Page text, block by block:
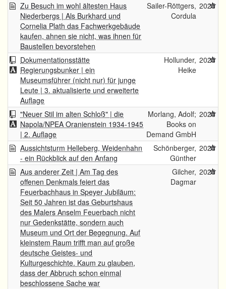
Zu Besuch im wohl ältesten Haus
Niederbergs | Als Burkhard und
Cornelia Plath das Fachwerkgebäude
kaufen, ahnen sie nicht, was ihnen für
Baustellen bevorstehen
Sailer-Röttgers,
Cordula
2025
Dokumentationsstätte
Regierungsbunker | ein
Museumsführer (nicht nur) für junge
Leute | 3. aktualisierte und erweiterte
Auflage
Hollunder,
Heike
2025
"Neuer Stil im alten Schloß" | die
Napola/NPEA Oranienstein 1934-1945
| 2. Auflage
Morlang, Adolf;
Books on
Demand GmbH
2025
Aussichtsturm Helleberg, Weidenhahn
- ein Rückblick auf den Anfang
Schönberger,
Günther
2025
Aus anderer Zeit | Am Tag des
offenen Denkmals feiert das
Feuerbachhaus in Speyer Jubiläum:
Seit 50 Jahren ist das Geburtshaus
des Malers Anselm Feuerbach nicht
nur Gedenkstätte, sondern auch
Museum und Ort der Begegnung. Auf
kleinstem Raum trifft man auf große
deutsche Geistes- und
Kulturgeschichte. Kaum zu glauben,
dass der Abbruch schon einmal
beschlossene Sache war
Gilcher,
Dagmar
2025